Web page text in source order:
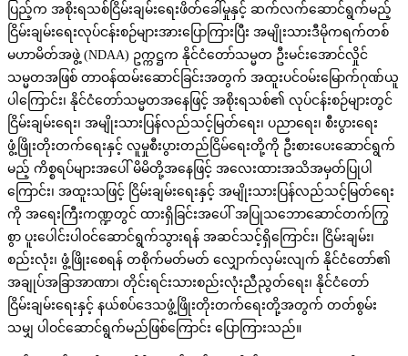
ပြည့်က အစိုးရသစ်ငြိမ်းချမ်းရေးဖိတ်ခေါ်‌မှုနှင့် ဆက်လက်ဆောင်ရွက်မည့်
ငြိမ်းချမ်းရေးလုပ်ငန်းစဉ်များအားပြောကြားပြီး‌ အမျိုးသားဒီမိုကရက်တစ်
မဟာမိတ်အဖွဲ့ (NDAA) ဥက္ကဋ္ဌက နိုင်ငံတော်သမ္မတ ဦးမင်းအောင်လှိုင်
သမ္မတအဖြစ် တာဝန်ထမ်းဆောင်ခြင်းအတွက် အထူးပင်ဝမ်းမြောက်ဂုဏ်ယူ
ပါကြောင်း၊ နိုင်ငံတော်သမ္မတအနေဖြင့် အစိုးရသစ်၏ လုပ်ငန်းစဉ်များတွင်
ငြိမ်းချမ်းရေး၊ အမျိုးသားပြန်လည်သင့်မြတ်ရေး၊ ပညာရေး၊ စီးပွားရေး
ဖွံ့ဖြိုးတိုးတက်ရေးနှင့် လူမှုစီးပွားတည်ငြိမ်ရေးတို့ကို ဦးစားပေးဆောင်ရွက်
မည့် ကိစ္စရပ်များအပေါ် မိမိတို့အနေဖြင့် အလေးထားအသိအမှတ်ပြုပါ
ကြောင်း၊ အထူးသဖြင့် ငြိမ်းချမ်းရေးနှင့် အမျိုးသားပြန်လည်သင့်မြတ်ရေး
ကို အရေးကြီးကဏ္ဍတွင် ထားရှိခြင်းအပေါ် အပြုသဘောဆောင်တက်ကြွ
စွာ ပူးပေါင်းပါဝင်ဆောင်ရွက်သွားရန် အဆင်သင့်ရှိကြောင်း၊ ငြိမ်းချမ်း၊
စည်းလုံး၊ ဖွံ့ဖြိုးစေရန် တစိုက်မတ်မတ် လျှောက်လှမ်းလျက် နိုင်ငံတော်၏
အချုပ်အခြာအာဏာ၊ တိုင်းရင်းသားစည်းလုံးညီညွတ်ရေး၊ နိုင်ငံတော်
ငြိမ်းချမ်းရေးနှင့် နယ်စပ်ဒေသဖွံ့ဖြိုးတိုးတက်ရေးတို့အတွက် တတ်စွမ်း
သမျှ ပါဝင်ဆောင်ရွက်မည်ဖြစ်ကြောင်း ပြောကြားသည်။